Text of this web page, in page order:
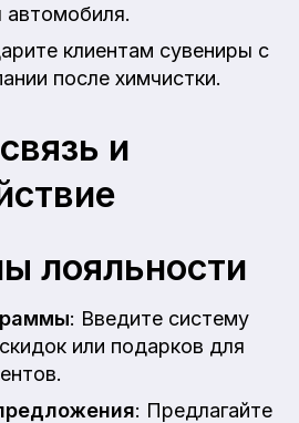
автомобиля.
клиентам сувениры с
после химчистки.
и
лояльности
: Введите систему
или подарков для
: Предлагайте